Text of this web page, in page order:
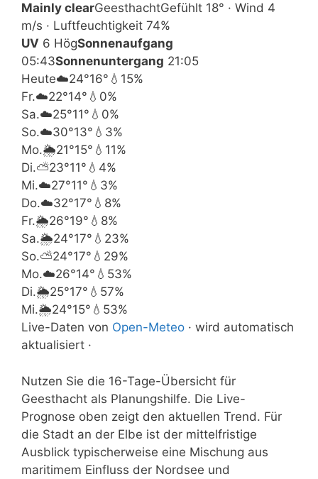
Mainly clearGeesthachtGefühlt 18° · Wind 4
m/s · Luftfeuchtigkeit 74%
UV 6 HögSonnenaufgang
05:43Sonnenuntergang 21:05
Heute☁️24°16° 💧15%
Fr.☁️22°14° 💧0%
Sa.☁️25°11° 💧0%
So.☁️30°13° 💧3%
Mo.🌦️21°15° 💧11%
Di.⛅23°11° 💧4%
Mi.☁️27°11° 💧3%
Do.☁️32°17° 💧8%
Fr.🌦️26°19° 💧8%
Sa.🌦️24°17° 💧23%
So.⛅24°17° 💧29%
Mo.☁️26°14° 💧53%
Di.🌦️25°17° 💧57%
Mi.🌦️24°15° 💧53%
Live-Daten von Open-Meteo · wird automatisch
aktualisiert ·
Nutzen Sie die 16-Tage-Übersicht für
Geesthacht als Planungshilfe. Die Live-
Prognose oben zeigt den aktuellen Trend. Für
die Stadt an der Elbe ist der mittelfristige
Ausblick typischerweise eine Mischung aus
maritimem Einfluss der Nordsee und